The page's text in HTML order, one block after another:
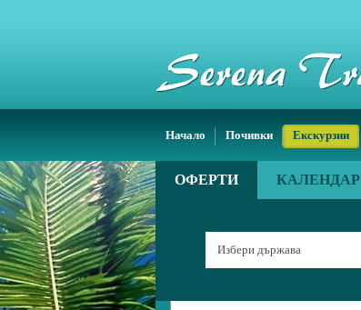
Начало Почивки Екскурзии
ОФЕРТИ КАЛЕНДАР